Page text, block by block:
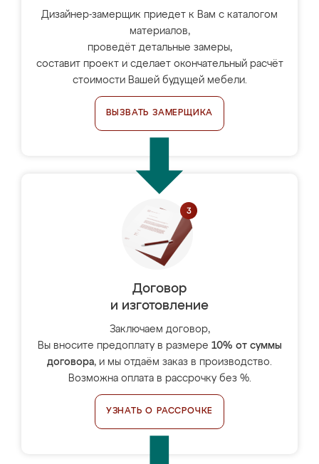
Дизайнер-замерщик приедет к Вам с каталогом
материалов,
проведёт детальные замеры,
составит проект и сделает окончательный расчёт
стоимости Вашей будущей мебели.
ВЫЗВАТЬ ЗАМЕРЩИКА
Договор
и изготовление
Заключаем договор,
Вы вносите предоплату в размере 10% от суммы
договора, и мы отдаём заказ в производство.
Возможна оплата в рассрочку без %.
УЗНАТЬ О РАССРОЧКЕ